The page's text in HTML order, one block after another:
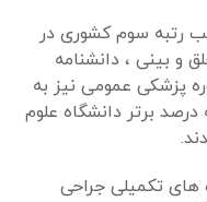
با کسب رتبه سوم کشوری در
بینی ، دانشنامه
پزشکی عمومی نیز به
برتر دانشگاه علوم
های تکمیلی جراحی